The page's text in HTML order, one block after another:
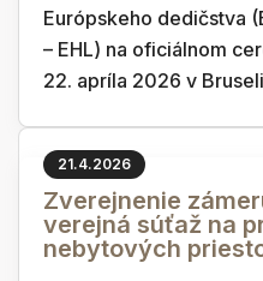
Európskeho dedičstva
– EHL) na oficiálnom
22. apríla 2026 v
21.4.2026
Zverejnenie
verejná súťaž na
nebytových